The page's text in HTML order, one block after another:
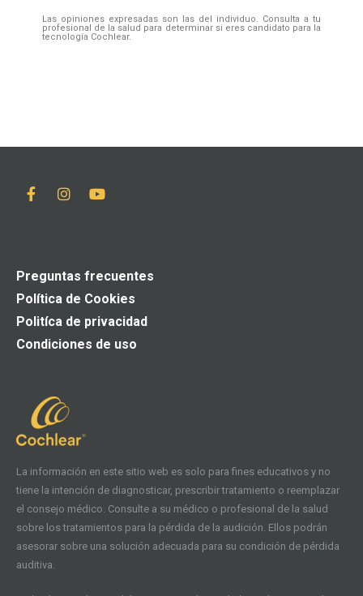
Las opiniones expresadas son las del individuo. Consulta a tu
profesional de la salud para determinar si eres candidato para la
tecnología Cochlear.
La información en este sitio web es solo para fines educativos y no
tiene la intención de diagnosticar, prescribir tratamiento o reemplazar
el consejo médico. Consulte a su médico o profesional de la salud
sobre los tratamientos para la pérdida de la audición. Ellos podrán
asesorar sobre una solución adecuada para su condición de pérdida
auditiva.
Preguntas frecuentes
Política de Cookies
Politíca de privacidad
Condiciones de uso